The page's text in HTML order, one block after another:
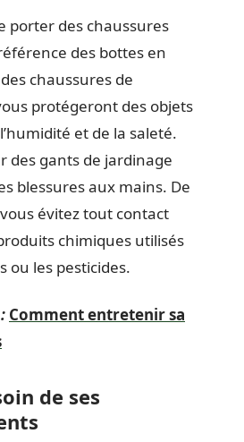
porter des chaussures
des bottes en
chaussures de
protégeront des objets
et de la saleté.
des gants de jardinage
blessures aux mains. De
évitez tout contact
chimiques utilisés
ou les pesticides.
Comment entretenir sa
de ses